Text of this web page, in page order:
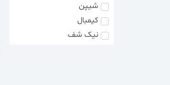
شیپن
کیمبال
نیک شف